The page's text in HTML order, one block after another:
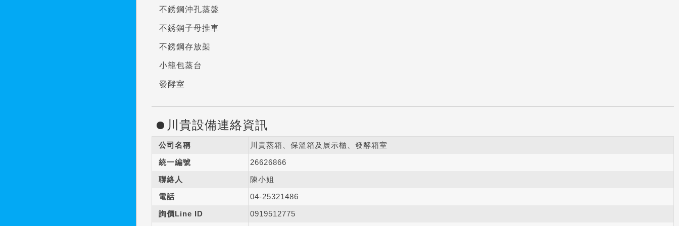
不銹鋼沖孔蒸盤
不銹鋼子母推車
不銹鋼存放架
小籠包蒸台
發酵室
川貴設備連絡資訊
公司名稱
川貴蒸箱、保溫箱及展示櫃、發酵箱室
統一編號
26626866
聯絡人
陳小姐
電話
04-25321486
詢價Line ID
0919512775